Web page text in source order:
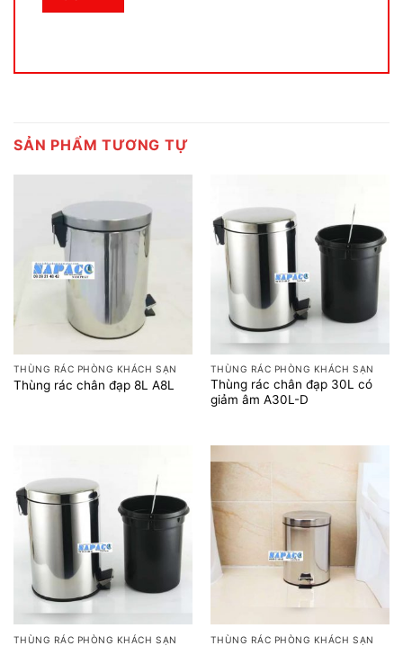
SẢN PHẨM TƯƠNG TỰ
THÙNG RÁC PHÒNG KHÁCH SẠN
Thùng rác chân đạp 8L A8L
THÙNG RÁC PHÒNG KHÁCH SẠN
Thùng rác chân đạp 30L có
giảm âm A30L-D
THÙNG RÁC PHÒNG KHÁCH SẠN THÙNG RÁC PHÒNG KHÁCH SẠN